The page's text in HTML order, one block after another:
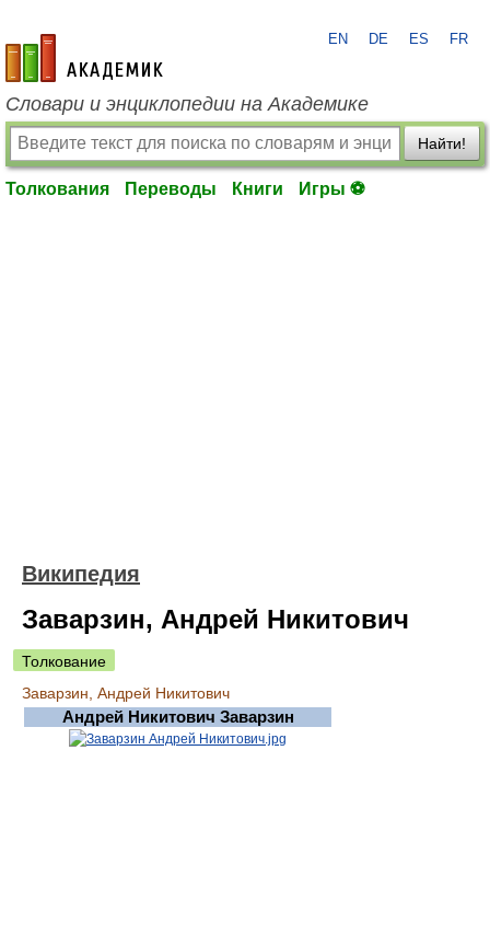
academic.ru
EN DE ES FR
Словари и энциклопедии на Академике
Найти!
Толкования Переводы Книги Игры ⚽
Википедия
Заварзин, Андрей Никитович
Толкование
Заварзин, Андрей Никитович
Андрей Никитович Заварзин